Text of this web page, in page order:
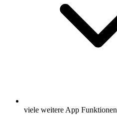
viele weitere App Funktionen